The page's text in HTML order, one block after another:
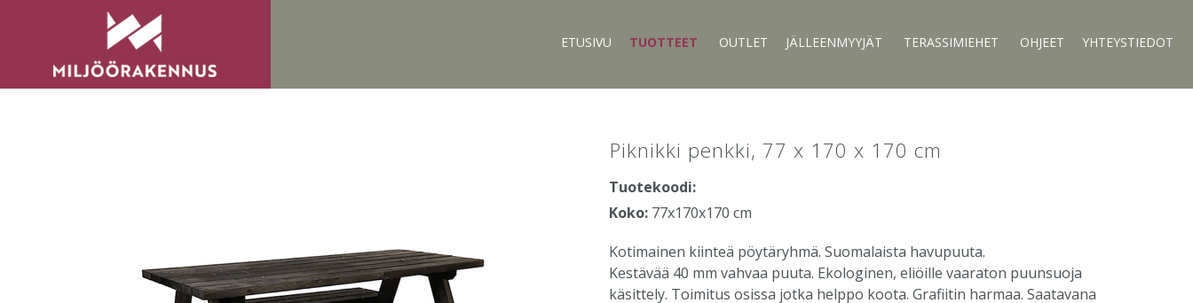
ETUSIVU TUOTTEET OUTLET JÄLLEENMYYJÄT TERASSIMIEHET OHJEET YHTEYSTIEDOT
Piknikki penkki, 77 x 170 x 170 cm
Tuotekoodi:
Koko: 77x170x170 cm
Kotimainen kiinteä pöytäryhmä. Suomalaista havupuuta.
Kestävää 40 mm vahvaa puuta. Ekologinen, eliöille vaaraton puunsuoja
käsittely. Toimitus osissa jotka helppo koota. Grafiitin harmaa. Saatavana